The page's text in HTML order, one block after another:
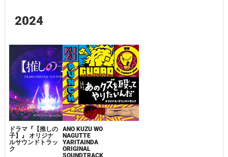
2024
ドラマ『【推しの
子】』 オリジナ
ルサウンドトラッ
ク
ANO KUZU WO
NAGUTTE
YARITAINDA
ORIGINAL